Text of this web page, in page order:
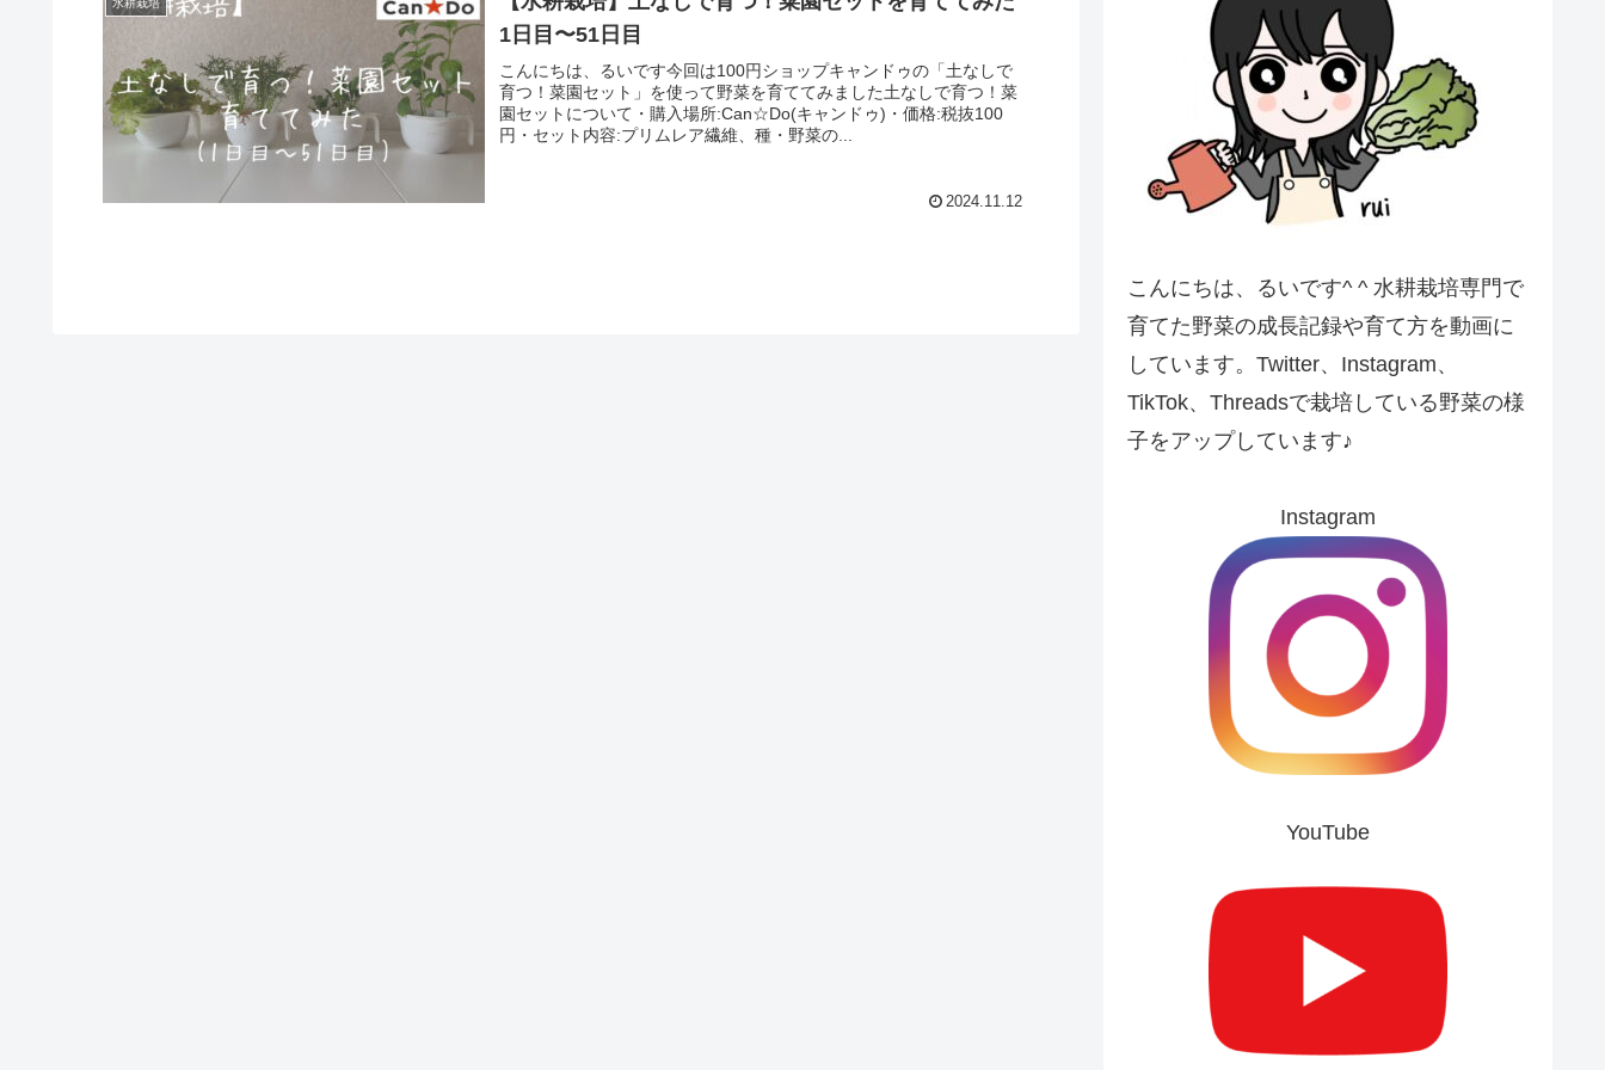
水耕栽培
1日目〜51日目
こんにちは、るいです今回は100円ショップキャンドゥの「土なしで
育つ！菜園セット」を使って野菜を育ててみました土なしで育つ！菜
園セットについて・購入場所:Can☆Do(キャンドゥ)・価格:税抜100
円・セット内容:プリムレア繊維、種・野菜の...
2024.11.12
こんにちは、るいです^ ^ 水耕栽培専門で
育てた野菜の成長記録や育て方を動画に
しています。Twitter、Instagram、
TikTok、Threadsで栽培している野菜の様
子をアップしています♪
Instagram
YouTube